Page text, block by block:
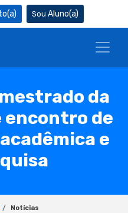
Aluno(a)
da
encontro de
e
Notícias